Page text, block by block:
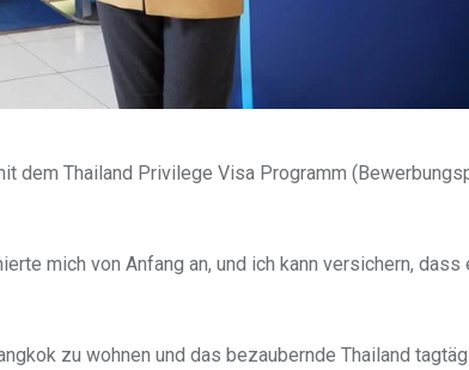
dem Thailand Privilege Visa Programm
mich von Anfang an, und ich kann versichern, dass
zu wohnen und das bezaubernde Thailand